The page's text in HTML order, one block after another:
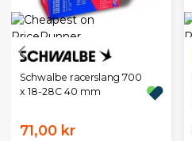
Schwalbe racerslang 700
x 18-28C 40 mm
71,00 kr